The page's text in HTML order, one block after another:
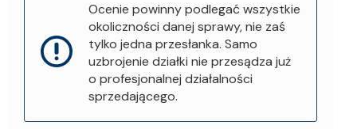
Ocenie powinny podlegać wszystkie
okoliczności danej sprawy, nie zaś
tylko jedna przesłanka. Samo
uzbrojenie działki nie przesądza już
o profesjonalnej działalności
sprzedającego.